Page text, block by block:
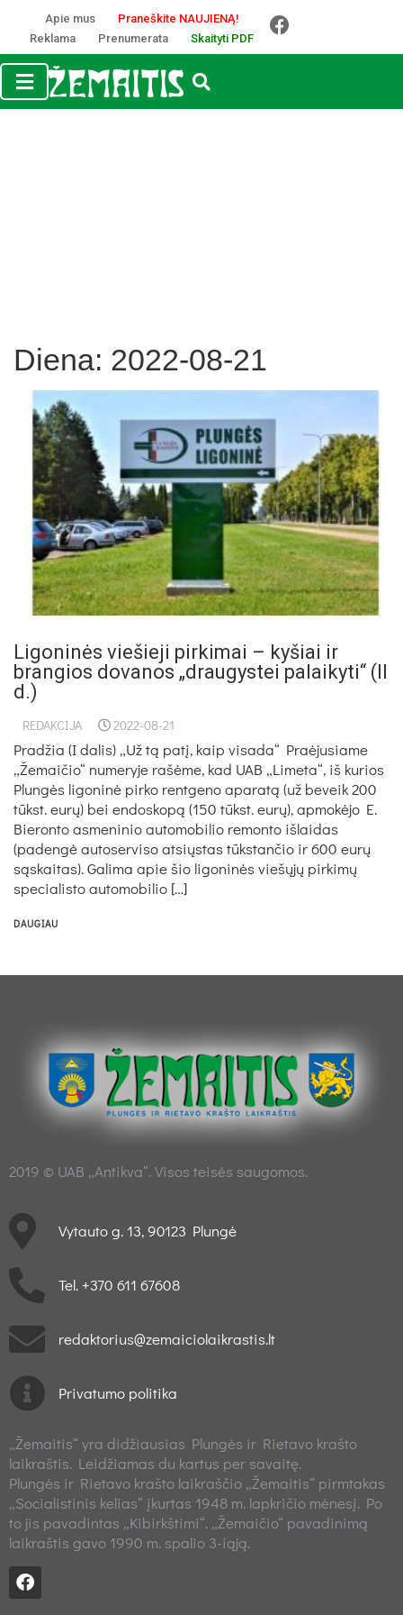
Apie mus
Praneškite NAUJIENĄ!
Reklama
Prenumerata Skaityti PDF
Diena: 2022-08-21
Ligoninės viešieji pirkimai – kyšiai ir
brangios dovanos „draugystei palaikyti“ (II
d.)
REDAKCIJA 2022-08-21
Pradžia (I dalis) „Už tą patį, kaip visada“ Praėjusiame
„Žemaičio“ numeryje rašėme, kad UAB „Limeta“, iš kurios
Plungės ligoninė pirko rentgeno aparatą (už beveik 200
tūkst. eurų) bei endoskopą (150 tūkst. eurų), apmokėjo E.
Bieronto asmeninio automobilio remonto išlaidas
(padengė autoserviso atsiųstas tūkstančio ir 600 eurų
sąskaitas). Galima apie šio ligoninės viešųjų pirkimų
specialisto automobilio […]
DAUGIAU
2019 © UAB „Antikva“. Visos teisės saugomos.
Vytauto g. 13, 90123 Plungė
Tel. +370 611 67608
redaktorius@zemaiciolaikrastis.lt
Privatumo politika
„Žemaitis“ yra didžiausias Plungės ir Rietavo krašto
laikraštis. Leidžiamas du kartus per savaitę.
Plungės ir Rietavo krašto laikraščio „Žemaitis“ pirmtakas
„Socialistinis kelias“ įkurtas 1948 m. lapkričio mėnesį. Po
to jis pavadintas „Kibirkštimi“. „Žemaičio“ pavadinimą
laikraštis gavo 1990 m. spalio 3-iąją.